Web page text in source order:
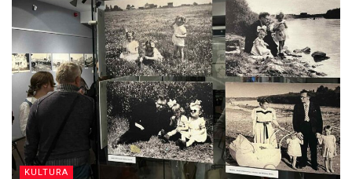
KULTURA